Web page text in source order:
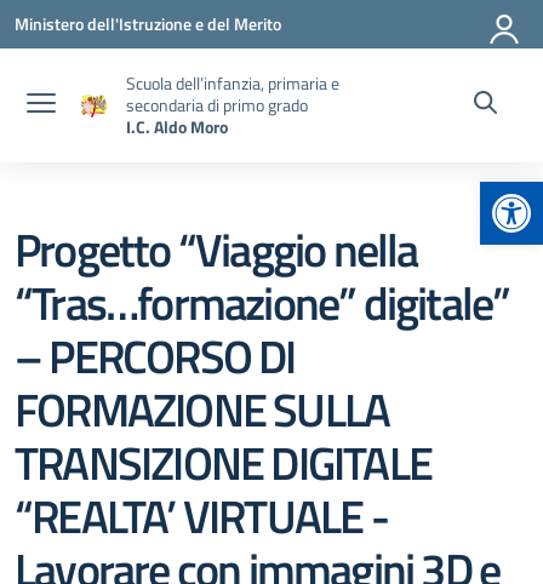
Vai ai contenuti
Vai al menu di navigazione
Vai al footer
Ministero dell'Istruzione e del Merito
Scuola dell’infanzia, primaria e
secondaria di primo grado
I.C. Aldo Moro
Progetto “Viaggio nella
“Tras…formazione” digitale”
– PERCORSO DI
FORMAZIONE SULLA
TRANSIZIONE DIGITALE
“REALTA’ VIRTUALE -
Lavorare con immagini 3D e